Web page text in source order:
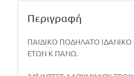
Περιγραφή
ΠΑΙΔΙΚΟ ΠΟΔΗΛΑΤΟ ΙΔΑΝΙΚΟ
ΕΤΩΝ Κ ΠΑΝΩ.